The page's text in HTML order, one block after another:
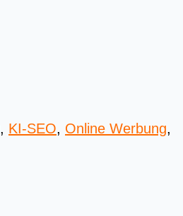
, KI-SEO, Online Werbung,